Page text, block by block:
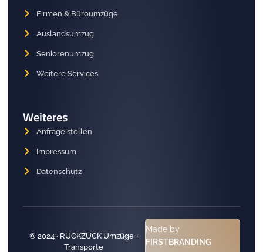
Firmen & Büroumzüge
Auslandsumzug
Seniorenumzug
Weitere Services
Weiteres
Anfrage stellen
Impressum
Datenschutz
© 2024 · RUCKZUCK Umzüge +
Transporte
Made by
FIRSTBRANDING